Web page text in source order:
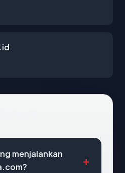
menjalankan